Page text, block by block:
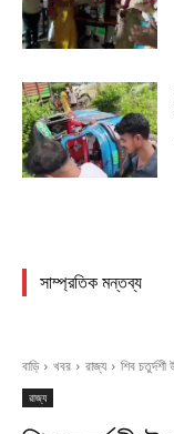
সাম্প্রতিক মন্তব্য